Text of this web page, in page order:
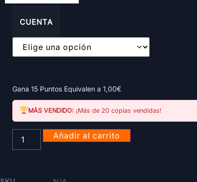
CUENTA
Gana 15 Puntos Equivalen a 1,00€
MÁS VENDIDO: ¡Más de 20 copias vendidas!
Añadir al carrito